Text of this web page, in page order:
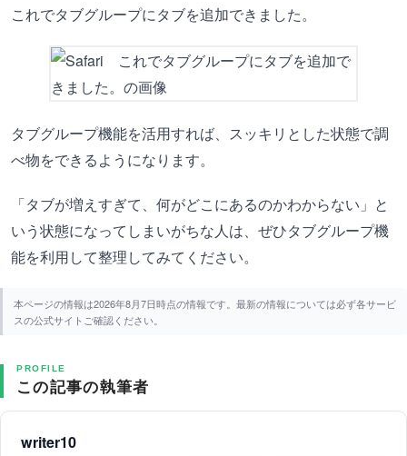
これでタブグループにタブを追加できました。
タブグループ機能を活用すれば、スッキリとした状態で調
べ物をできるようになります。
「タブが増えすぎて、何がどこにあるのかわからない」と
いう状態になってしまいがちな人は、ぜひタブグループ機
能を利用して整理してみてください。
本ページの情報は2026年8月7日時点の情報です。最新の情報については必ず各サービ
スの公式サイトご確認ください。
PROFILE
この記事の執筆者
writer10